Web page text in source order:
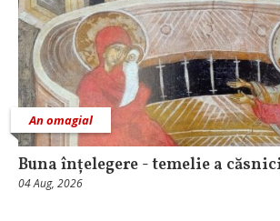
An omagial
Buna înțelegere - temelie a
04 Aug, 2026